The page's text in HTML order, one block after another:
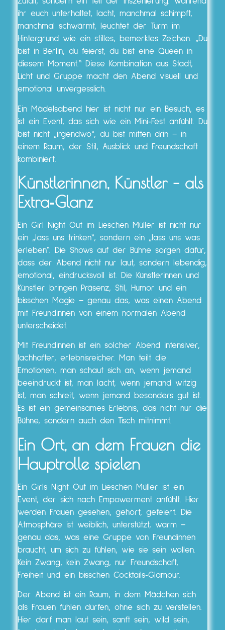
ihr euch unterhaltet, lacht, manchmal schimpft,
manchmal schwärmt, leuchtet der Turm im
Hintergrund wie ein stilles, bemerktes Zeichen. „Du
bist in Berlin, du feierst, du bist eine Queen in
diesem Moment.“ Diese Kombination aus Stadt,
Licht und Gruppe macht den Abend visuell und
emotional unvergesslich.
Ein Mädelsabend hier ist nicht nur ein Besuch, es
ist ein Event, das sich wie ein Mini‑Fest anfühlt. Du
bist nicht „irgendwo“, du bist mitten drin – in
einem Raum, der Stil, Ausblick und Freundschaft
kombiniert.
Künstlerinnen, Künstler – als
Extra‑Glanz
Ein Girl Night Out im Lieschen Müller ist nicht nur
ein „lass uns trinken“, sondern ein „lass uns was
erleben“. Die Shows auf der Bühne sorgen dafür,
dass der Abend nicht nur laut, sondern lebendig,
emotional, eindrucksvoll ist. Die Künstlerinnen und
Künstler bringen Präsenz, Stil, Humor und ein
bisschen Magie – genau das, was einen Abend
mit Freundinnen von einem normalen Abend
unterscheidet.
Mit Freundinnen ist ein solcher Abend intensiver,
lachhafter, erlebnisreicher. Man teilt die
Emotionen, man schaut sich an, wenn jemand
beeindruckt ist, man lacht, wenn jemand witzig
ist, man schreit, wenn jemand besonders gut ist.
Es ist ein gemeinsames Erlebnis, das nicht nur die
Bühne, sondern auch den Tisch mitnimmt.
Ein Ort, an dem Frauen die
Hauptrolle spielen
Ein Girls Night Out im Lieschen Müller ist ein
Event, der sich nach Empowerment anfühlt. Hier
werden Frauen gesehen, gehört, gefeiert. Die
Atmosphäre ist weiblich, unterstützt, warm –
genau das, was eine Gruppe von Freundinnen
braucht, um sich zu fühlen, wie sie sein wollen.
Kein Zwang, kein Zwang, nur Freundschaft,
Freiheit und ein bisschen Cocktails‑Glamour.
Der Abend ist ein Raum, in dem Mädchen sich
als Frauen fühlen dürfen, ohne sich zu verstellen.
Hier darf man laut sein, sanft sein, wild sein,